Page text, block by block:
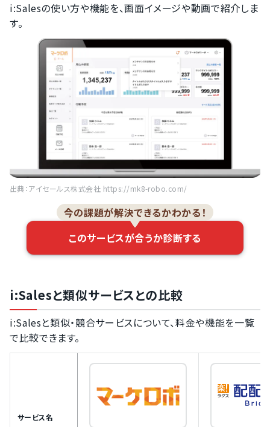
i:Salesの使い方や機能を、画面イメージや動画で紹介しま
す。
出典：アイセールス株式会社 https://mk8-robo.com/
今の課題が解決できるかわかる！
このサービスが合うか診断する
i:Salesと類似サービスとの比較
i:Salesと類似・競合サービスについて、料金や機能を一覧
で比較できます。
サービス名